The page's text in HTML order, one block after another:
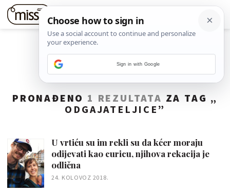
PRONAĐENO 1 REZULTATA ZA TAG „
ODGAJATELJICE ”
U vrtiću su im rekli su da kćer moraju
odijevati kao curicu, njihova rekacija je
odlična
24. KOLOVOZ 2018.
Sign in with Google